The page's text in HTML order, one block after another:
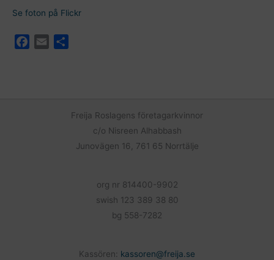
Se foton på Flickr
Freija Roslagens företagarkvinnor
c/o Nisreen Alhabbash
Junovägen 16, 761 65 Norrtälje
org nr 814400-9902
swish 123 389 38 80
bg 558-7282
Kassören: kassoren@freija.se